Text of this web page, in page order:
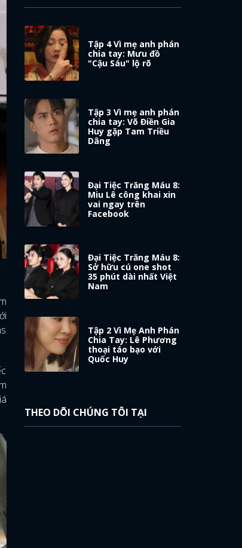
Tập 4 Vì mẹ anh phán
chia tay: Mưu đồ
"Cậu Sáu" lộ rõ
Tập 3 Vì mẹ anh phán
chia tay: Võ Điền Gia
Huy gặp Tam Triều
Dâng
Đại Tiệc Trăng Máu 8:
Miu Lê công khai xin
vai ngay trên
Facebook
Đại Tiệc Trăng Máu 8:
Sở hữu cú one shot
35 phút dài nhất Việt
Nam
Tập 2 Vì Mẹ Anh Phán
Chia Tay: Lê Phương
thoại táo bạo với
Quốc Huy
THEO DÕI CHÚNG TÔI TẠI